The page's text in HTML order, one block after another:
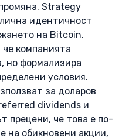
Strategy
идентичност
на Bitcoin.
че компанията
но формализира
условия.
за доларов
dividends и
прецени, че това е по-
на обикновени акции,